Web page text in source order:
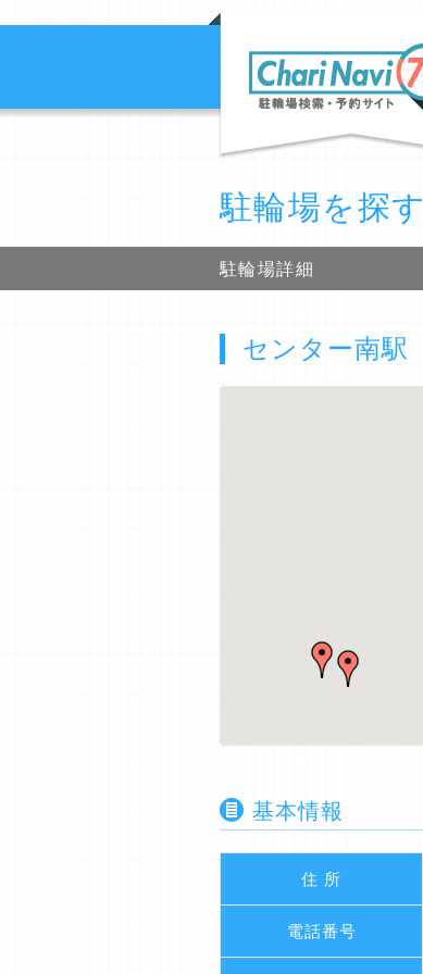
駐輪場を探す
駐輪場詳細
センター南駅
基本情報
住 所
電話番号